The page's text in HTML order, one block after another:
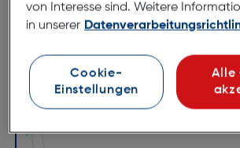
15mm
57mm
von Interesse sind. Weitere
in unserer
Cookie-
Einstellungen
Alle